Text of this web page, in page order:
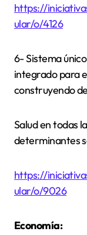
https://
ular/o/4126
6- Sistema
integrado para
construyendo
Salud en todas
determinantes
https://
ular/o/9026
Economía: